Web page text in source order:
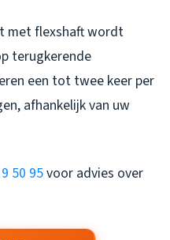
met flexshaft wordt
terugkerende
een tot twee keer per
afhankelijk van uw
50 95voor advies over